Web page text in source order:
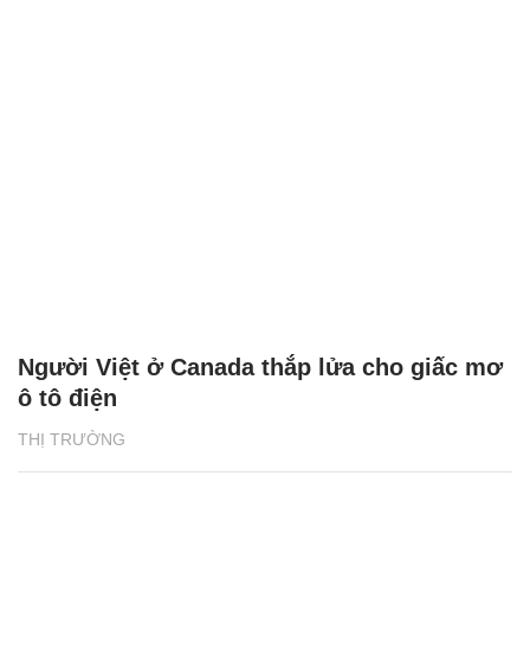
THỊ TRƯỜNG
Người Việt ở Canada thắp lửa cho giấc mơ
ô tô điện